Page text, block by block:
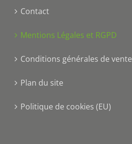
Contact
Mentions Légales et RGPD
Conditions générales de vente
Plan du site
Politique de cookies (EU)